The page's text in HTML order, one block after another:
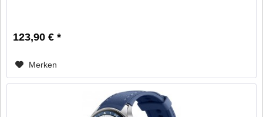
123,90 € *
Merken